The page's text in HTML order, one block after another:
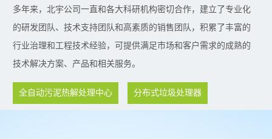
多年来，北宇公司一直和各大科研机构密切合作，建立了专业化
的研发团队、技术支持团队和高素质的销售团队，积累了丰富的
行业治理和工程技术经验，可提供满足市场和客户需求的成熟的
技术解决方案、产品和相关服务。
全自动污泥热解处理中心 分布式垃圾处理器